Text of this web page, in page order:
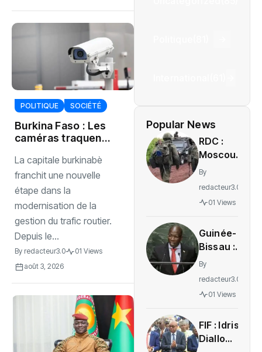
POLITIQUE SOCIÉTÉ
Burkina Faso : Les
caméras traquent
routières
‎La capitale burkinabè
franchit une nouvelle
étape dans la
modernisation de la
gestion du trafic routier.
Depuis le...
By redacteur3.0
01 Views
août 3, 2026
Popular News
RDC :
Moscou
accuse
le M23
preuves
tangibles
By
redacteur3.0
01 Views
Guinée-
Bissau :
Domingos
transféré
Portugal
pour
By
redacteur3.0
01 Views
‎FIF : Idriss
Diallo